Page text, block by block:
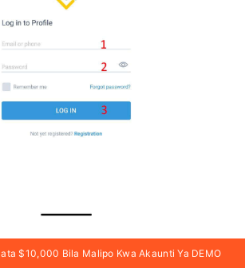
$10,000 Bila Malipo Kwa Akaunti Ya DEMO